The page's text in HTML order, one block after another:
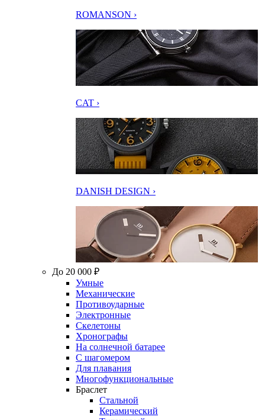
ROMANSON ›
CAT ›
DANISH DESIGN ›
До 20 000 ₽
Умные
Механические
Противоударные
Электронные
Скелетоны
Хронографы
На солнечной батарее
С шагомером
Для плавания
Многофункциональные
Браслет
Стальной
Керамический